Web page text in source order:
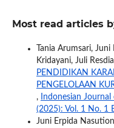
Most read articles
Tania Arumsari,
Kridayani, Juli
PENDIDIKAN
PENGELOLAAN
,
Indonesian
(2025): Vol. 1 No. 1
Juni Erpida